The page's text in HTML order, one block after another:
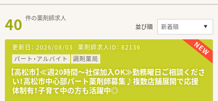
40 件の薬剤師求人
並び順
更新日： 2026/08/03 薬剤師求人ID： 82136
パート・アルバイト
調剤薬局
【高松市】≪週20時間～社保加入OK≫勤務曜日ご相談くださ
い！高松市中心部パート薬剤師募集♪複数店舗展開で応援
体制有！子育て中の方も活躍中◎